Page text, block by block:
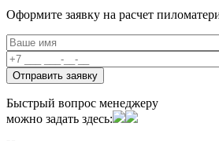
Оформите заявку на расчет
Быстрый вопрос менеджеру
можно задать здесь: